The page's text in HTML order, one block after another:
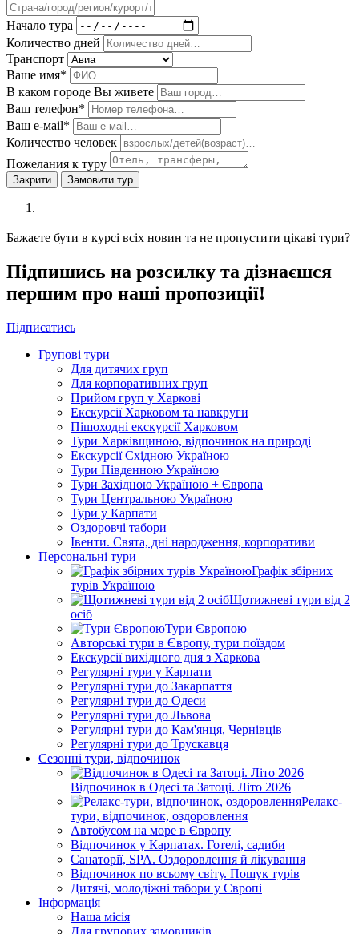
Начало тура
Количество дней
Транспорт
Ваше имя*
В каком городе Вы живете
Ваш телефон*
Ваш е-мail*
Количество человек
Пожелания к туру
Закрити Замовити тур
Бажаєте бути в курсі всіх новин та не пропустити цікаві тури?
Підпишись на розсилку та дізнаєшся
першим про наші пропозиції!
Підписатись
Групові тури
Для дитячих груп
Для корпоративних груп
Прийом груп у Харкові
Екскурсії Харковом та навкруги
Пішоходні екскурсії Харковом
Тури Харківщиною, відпочинок на природі
Екскурсії Східною Україною
Тури Південною Україною
Тури Західною Україною + Європа
Тури Центральною Україною
Тури у Карпати
Оздоровчі табори
Івенти. Свята, дні народження, корпоративи
Персональні тури
Графік збірних
турів Україною
Щотижневі тури від 2
осіб
Тури Європою
Авторські тури в Європу, тури поїздом
Екскурсії вихідного дня з Харкова
Регулярні тури у Карпати
Регулярні тури до Закарпаття
Регулярні тури до Одеси
Регулярні тури до Львова
Регулярні тури до Кам'янця, Чернівців
Регулярні тури до Трускавця
Сезонні тури, відпочинок
Відпочинок в Одесі та Затоці. Літо 2026
Релакс-
тури, відпочинок, оздоровлення
Автобусом на море в Європу
Відпочинок у Карпатах. Готелі, садиби
Санаторії, SPA. Оздоровлення й лікування
Відпочинок по всьому світу. Пошук турів
Дитячі, молодіжні табори у Європі
Інформація
Наша місія
Для групових замовників